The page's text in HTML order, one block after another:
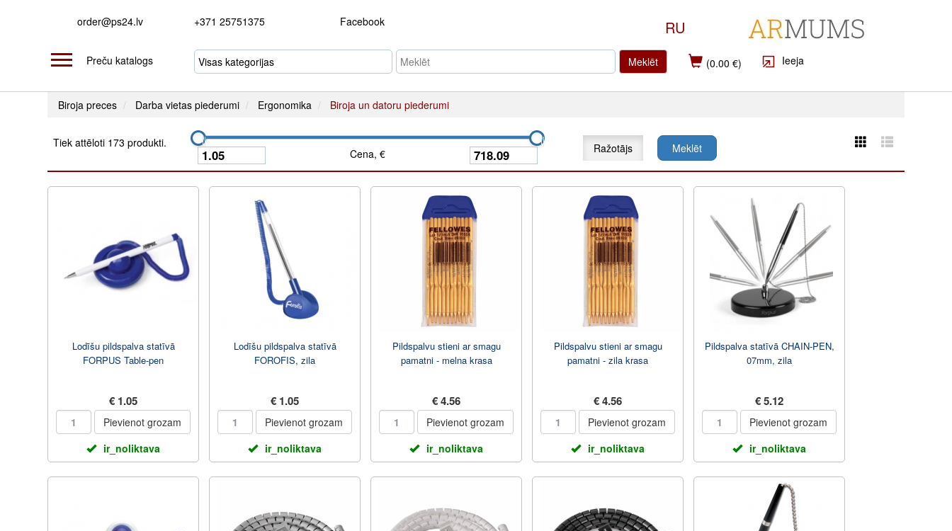
order@ps24.lv +371 25751375 Facebook RU
Preču katalogs Meklēt (0.00 €) Ieeja
Biroja preces Darba vietas piederumi Ergonomika Biroja un datoru piederumi
Tiek attēloti 173 produkti.
Cena, €
Ražotājs Meklēt
Lodīšu pildspalva statīvā
FORPUS Table-pen
€ 1.05
Pievienot grozam
ir_noliktava
Lodīšu pildspalva statīvā
FOROFIS, zila
€ 1.05
Pievienot grozam
ir_noliktava
Pildspalvu stieni ar smagu
pamatni - melna krasa
€ 4.56
Pievienot grozam
ir_noliktava
Pildspalvu stieni ar smagu
pamatni - zila krasa
€ 4.56
Pievienot grozam
ir_noliktava
Pildspalva statīvā CHAIN-PEN,
07mm, zila
€ 5.12
Pievienot grozam
ir_noliktava